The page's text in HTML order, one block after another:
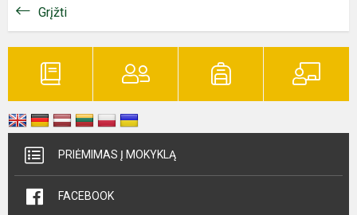
Grįžti
PRIĖMIMAS Į MOKYKLĄ
FACEBOOK